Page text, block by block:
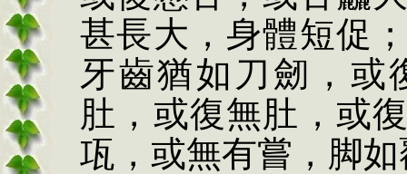
甚長大，身體短促
牙齒猶如刀劒，或
肚，或復無肚，或
瓨，或無有嘗，脚